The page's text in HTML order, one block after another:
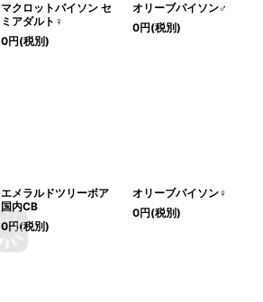
マクロットパイソン セ
ミアダルト♀
0円(税別)
オリーブパイソン♂
0円(税別)
エメラルドツリーボア
国内CB
0円(税別)
オリーブパイソン♀
0円(税別)